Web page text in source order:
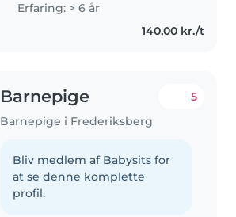
Erfaring: > 6 år
140,00 kr./t
Barnepige
Barnepige i Frederiksberg
5
Bliv medlem af Babysits for
at se denne komplette
profil.